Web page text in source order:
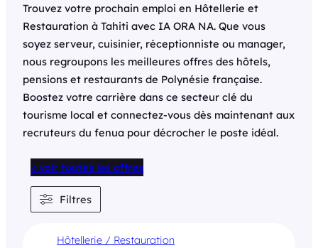
Trouvez votre prochain emploi en Hôtellerie et
Restauration à Tahiti avec IA ORA NA. Que vous
soyez serveur, cuisinier, réceptionniste ou manager,
nous regroupons les meilleures offres des hôtels,
pensions et restaurants de Polynésie française.
Boostez votre carrière dans ce secteur clé du
tourisme local et connectez-vous dès maintenant aux
recruteurs du fenua pour décrocher le poste idéal.
Hôtellerie / Restauration
< voir toutes les offres
Filtres